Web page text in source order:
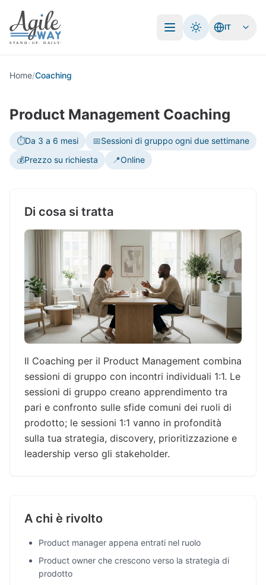
Apri menu
IT
Home/Coaching
Product Management Coaching
⏱️Da 3 a 6 mesi 📅Sessioni di gruppo ogni due settimane
💰Prezzo su richiesta 📍Online
Di cosa si tratta
Il Coaching per il Product Management combina
sessioni di gruppo con incontri individuali 1:1. Le
sessioni di gruppo creano apprendimento tra
pari e confronto sulle sfide comuni dei ruoli di
prodotto; le sessioni 1:1 vanno in profondità
sulla tua strategia, discovery, prioritizzazione e
leadership verso gli stakeholder.
A chi è rivolto
Product manager appena entrati nel ruolo
Product owner che crescono verso la strategia di
prodotto